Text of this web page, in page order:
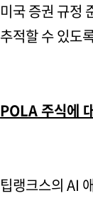
미국 증권 규정
추적할 수 있도
POLA 주식에
팁랭크스의 AI